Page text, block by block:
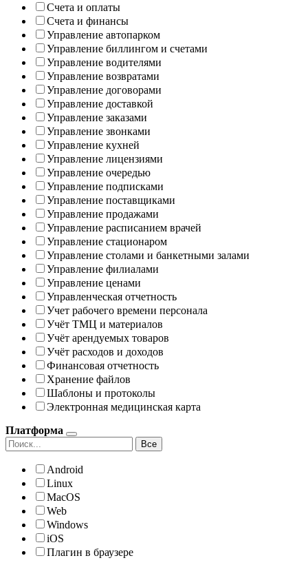
Счета и оплаты
Счета и финансы
Управление автопарком
Управление биллингом и счетами
Управление водителями
Управление возвратами
Управление договорами
Управление доставкой
Управление заказами
Управление звонками
Управление кухней
Управление лицензиями
Управление очередью
Управление подписками
Управление поставщиками
Управление продажами
Управление расписанием врачей
Управление стационаром
Управление столами и банкетными залами
Управление филиалами
Управление ценами
Управленческая отчетность
Учет рабочего времени персонала
Учёт ТМЦ и материалов
Учёт арендуемых товаров
Учёт расходов и доходов
Финансовая отчетность
Хранение файлов
Шаблоны и протоколы
Электронная медицинская карта
Платформа
Все
Android
Linux
MacOS
Web
Windows
iOS
Плагин в браузере